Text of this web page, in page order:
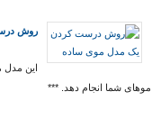
روش
این مدل
موهای شما انجام دهد. ***